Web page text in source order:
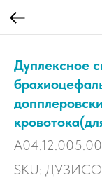
Дуплексное
SKU: